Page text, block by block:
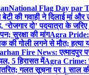
National Flag Day par
की गवाही ने दिलाई मां
दो’ पदयात्रा के जरिए
सुरक्षा की मांगAgra Pride:
गोली लगने से मौत; हत्या
Fire News: एत्मादपुर
5 हिरासत मेंAgra Crime:
गलत सूचना पर 1 साल